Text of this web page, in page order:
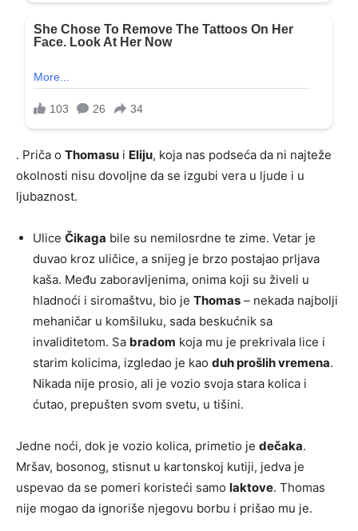
. Priča o Thomasu i Eliju, koja nas podseća da ni najteže
okolnosti nisu dovoljne da se izgubi vera u ljude i u
ljubaznost.
Ulice Čikaga bile su nemilosrdne te zime. Vetar je
duvao kroz uličice, a snijeg je brzo postajao prljava
kaša. Među zaboravljenima, onima koji su živeli u
hladnoći i siromaštvu, bio je Thomas – nekada najbolji
mehaničar u komšiluku, sada beskućnik sa
invaliditetom. Sa bradom koja mu je prekrivala lice i
starim kolicima, izgledao je kao duh prošlih vremena.
Nikada nije prosio, ali je vozio svoja stara kolica i
ćutao, prepušten svom svetu, u tišini.
Jedne noći, dok je vozio kolica, primetio je dečaka.
Mršav, bosonog, stisnut u kartonskoj kutiji, jedva je
uspevao da se pomeri koristeći samo laktove. Thomas
nije mogao da ignoriše njegovu borbu i prišao mu je.